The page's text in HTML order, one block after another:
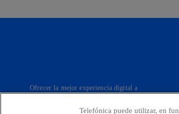
Ofrecer la mejor experiencia digital a
Telefónica puede utilizar, en